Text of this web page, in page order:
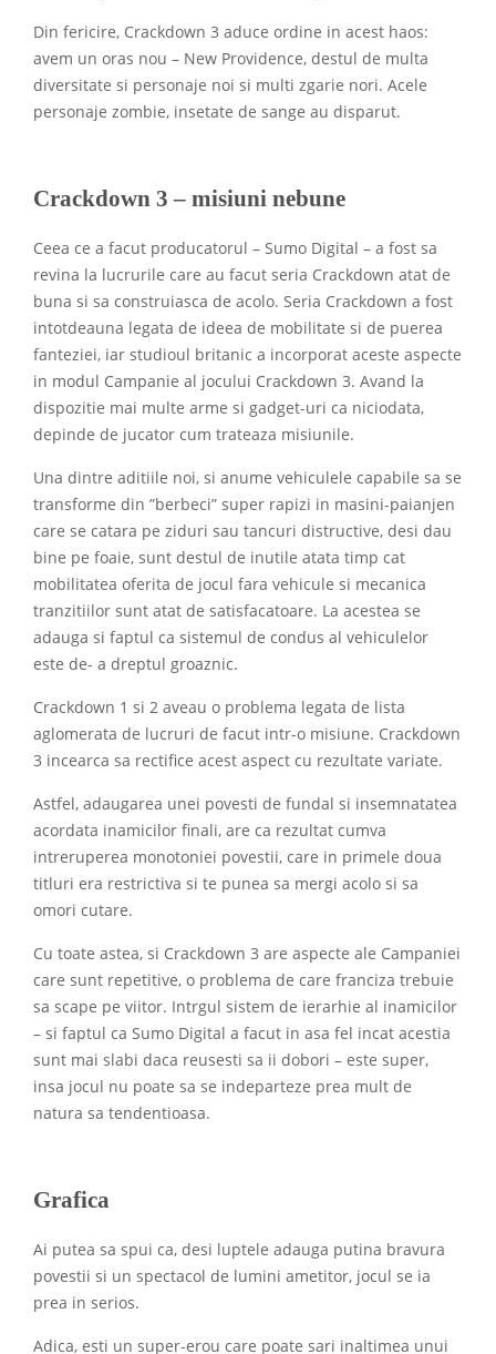
Din fericire, Crackdown 3 aduce ordine in acest haos:
avem un oras nou – New Providence, destul de multa
diversitate si personaje noi si multi zgarie nori. Acele
personaje zombie, insetate de sange au disparut.
Crackdown 3 – misiuni nebune
Ceea ce a facut producatorul – Sumo Digital – a fost sa
revina la lucrurile care au facut seria Crackdown atat de
buna si sa construiasca de acolo. Seria Crackdown a fost
intotdeauna legata de ideea de mobilitate si de puerea
fanteziei, iar studioul britanic a incorporat aceste aspecte
in modul Campanie al jocului Crackdown 3. Avand la
dispozitie mai multe arme si gadget-uri ca niciodata,
depinde de jucator cum trateaza misiunile.
Una dintre aditiile noi, si anume vehiculele capabile sa se
transforme din ”berbeci” super rapizi in masini-paianjen
care se catara pe ziduri sau tancuri distructive, desi dau
bine pe foaie, sunt destul de inutile atata timp cat
mobilitatea oferita de jocul fara vehicule si mecanica
tranzitiilor sunt atat de satisfacatoare. La acestea se
adauga si faptul ca sistemul de condus al vehiculelor
este de- a dreptul groaznic.
Crackdown 1 si 2 aveau o problema legata de lista
aglomerata de lucruri de facut intr-o misiune. Crackdown
3 incearca sa rectifice acest aspect cu rezultate variate.
Astfel, adaugarea unei povesti de fundal si insemnatatea
acordata inamicilor finali, are ca rezultat cumva
intreruperea monotoniei povestii, care in primele doua
titluri era restrictiva si te punea sa mergi acolo si sa
omori cutare.
Cu toate astea, si Crackdown 3 are aspecte ale Campaniei
care sunt repetitive, o problema de care franciza trebuie
sa scape pe viitor. Intrgul sistem de ierarhie al inamicilor
– si faptul ca Sumo Digital a facut in asa fel incat acestia
sunt mai slabi daca reusesti sa ii dobori – este super,
insa jocul nu poate sa se indeparteze prea mult de
natura sa tendentioasa.
Grafica
Ai putea sa spui ca, desi luptele adauga putina bravura
povestii si un spectacol de lumini ametitor, jocul se ia
prea in serios.
Adica, esti un super-erou care poate sari inaltimea unui